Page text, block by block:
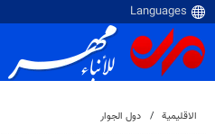
الاقلیمیة دول الجوار